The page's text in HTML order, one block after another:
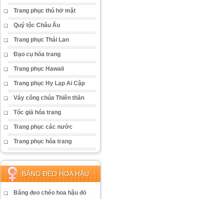
Trang phục thú hở mặt
Quý tộc Châu Âu
Trang phục Thái Lan
Đạo cụ hóa trang
Trang phục Hawaii
Trang phục Hy Lạp Ai Cập
Váy công chúa Thiên thần
Tóc giả hóa trang
Trang phục các nước
Trang phục hóa trang
BĂNG ĐEO HOA HẬU
Băng đeo chéo hoa hậu đỏ